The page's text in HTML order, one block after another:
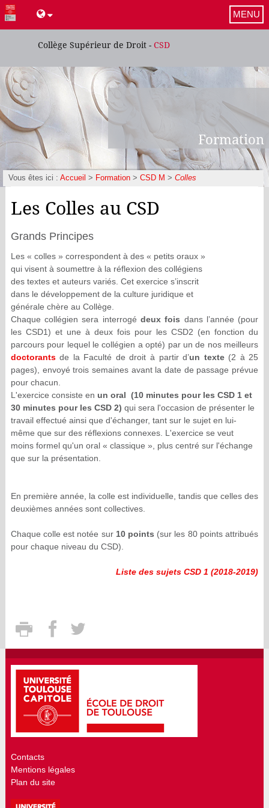
Collège Supérieur de Droit - CSD
MENU
Formation
Vous êtes ici :Accueil > Formation >CSD M >Colles
Les Colles au CSD
Grands Principes
Les « colles » correspondent à des « petits oraux »
qui visent à soumettre à la réflexion des collégiens
des textes et auteurs variés. Cet exercice s’inscrit
dans le développement de la culture juridique et
générale chère au Collège.
Chaque collégien sera interrogé deux fois dans l’année (pour
les CSD1) et une à deux fois pour les CSD2 (en fonction du
parcours pour lequel le collégien a opté) par un de nos meilleurs
doctorants de la Faculté de droit à partir d’un texte(2 à 25
pages), envoyé trois semaines avant la date de passage prévue
pour chacun.
L'exercice consiste en un oral (10 minutes pour les CSD 1 et
30 minutes pour les CSD 2) qui sera l'occasion de présenter le
travail effectué ainsi que d'échanger, tant sur le sujet en lui-
même que sur des réflexions connexes. L'exercice se veut
moins formel qu'un oral « classique », plus centré sur l'échange
que sur la présentation.
En première année, la colle est individuelle, tandis que celles des
deuxièmes années sont collectives.
Chaque colle est notée sur 10 points (sur les 80 points attribués
pour chaque niveau du CSD).
Liste des sujets CSD 1 (2018-2019)
Contacts
Mentions légales
Plan du site